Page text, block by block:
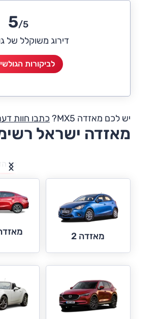
5/5
דירוג משוקלל של
לביקורות
יש לכם מאזדה MX5? כתבו חוות
מאזדה ישראל
כל
מאזדה 2 מאזדה 2